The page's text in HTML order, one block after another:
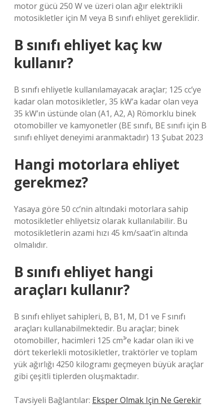
motor gücü 250 W ve üzeri olan ağır elektrikli
motosikletler için M veya B sınıfı ehliyet gereklidir.
B sınıfı ehliyet kaç kw
kullanır?
B sınıfı ehliyetle kullanılamayacak araçlar; 125 cc’ye
kadar olan motosikletler, 35 kW’a kadar olan veya
35 kW’ın üstünde olan (A1, A2, A) Römorklu binek
otomobiller ve kamyonetler (BE sınıfı, BE sınıfı için B
sınıfı ehliyet deneyimi aranmaktadır) 13 Şubat 2023
Hangi motorlara ehliyet
gerekmez?
Yasaya göre 50 cc’nin altındaki motorlara sahip
motosikletler ehliyetsiz olarak kullanılabilir. Bu
motosikletlerin azami hızı 45 km/saat’in altında
olmalıdır.
B sınıfı ehliyet hangi
araçları kullanır?
B sınıfı ehliyet sahipleri, B, B1, M, D1 ve F sınıfı
araçları kullanabilmektedir. Bu araçlar; binek
otomobiller, hacimleri 125 cm³’e kadar olan iki ve
dört tekerlekli motosikletler, traktörler ve toplam
yük ağırlığı 4250 kilogramı geçmeyen büyük araçlar
gibi çeşitli tiplerden oluşmaktadır.
Tavsiyeli Bağlantılar: Eksper Olmak Için Ne Gerekir